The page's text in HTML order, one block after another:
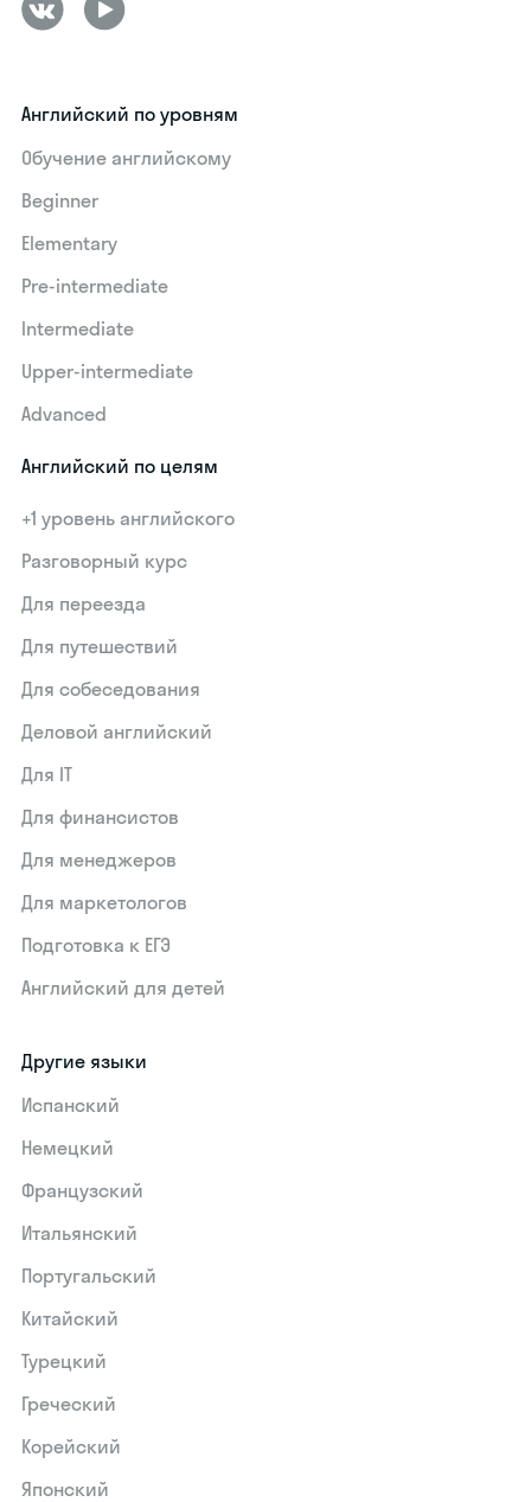
Английский по уровням
Обучение английскому
Beginner
Elementary
Pre-intermediate
Intermediate
Upper-intermediate
Advanced
Английский по целям
+1 уровень английского
Разговорный курс
Для переезда
Для путешествий
Для собеседования
Деловой английский
Для IT
Для финансистов
Для менеджеров
Для маркетологов
Подготовка к ЕГЭ
Английский для детей
Другие языки
Испанский
Немецкий
Французский
Итальянский
Португальский
Китайский
Турецкий
Греческий
Корейский
Японский